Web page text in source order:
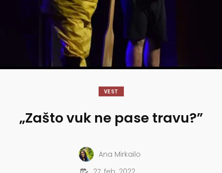
VEST
„Zašto vuk ne pase travu?”
Ana Mirkailo